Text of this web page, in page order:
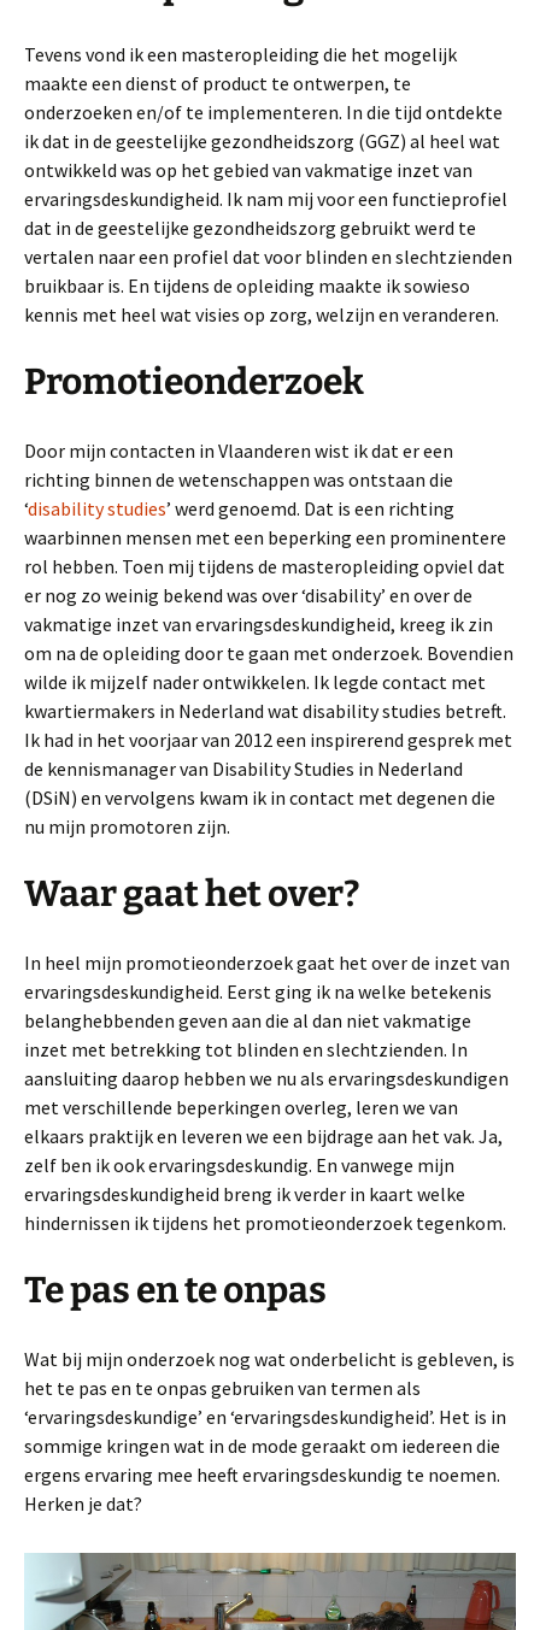
Tevens vond ik een masteropleiding die het mogelijk
maakte een dienst of product te ontwerpen, te
onderzoeken en/of te implementeren. In die tijd ontdekte
ik dat in de geestelijke gezondheidszorg (GGZ) al heel wat
ontwikkeld was op het gebied van vakmatige inzet van
ervaringsdeskundigheid. Ik nam mij voor een functieprofiel
dat in de geestelijke gezondheidszorg gebruikt werd te
vertalen naar een profiel dat voor blinden en slechtzienden
bruikbaar is. En tijdens de opleiding maakte ik sowieso
kennis met heel wat visies op zorg, welzijn en veranderen.
Promotieonderzoek
Door mijn contacten in Vlaanderen wist ik dat er een
richting binnen de wetenschappen was ontstaan die
‘disability studies’ werd genoemd. Dat is een richting
waarbinnen mensen met een beperking een prominentere
rol hebben. Toen mij tijdens de masteropleiding opviel dat
er nog zo weinig bekend was over ‘disability’ en over de
vakmatige inzet van ervaringsdeskundigheid, kreeg ik zin
om na de opleiding door te gaan met onderzoek. Bovendien
wilde ik mijzelf nader ontwikkelen. Ik legde contact met
kwartiermakers in Nederland wat disability studies betreft.
Ik had in het voorjaar van 2012 een inspirerend gesprek met
de kennismanager van Disability Studies in Nederland
(DSiN) en vervolgens kwam ik in contact met degenen die
nu mijn promotoren zijn.
Waar gaat het over?
In heel mijn promotieonderzoek gaat het over de inzet van
ervaringsdeskundigheid. Eerst ging ik na welke betekenis
belanghebbenden geven aan die al dan niet vakmatige
inzet met betrekking tot blinden en slechtzienden. In
aansluiting daarop hebben we nu als ervaringsdeskundigen
met verschillende beperkingen overleg, leren we van
elkaars praktijk en leveren we een bijdrage aan het vak. Ja,
zelf ben ik ook ervaringsdeskundig. En vanwege mijn
ervaringsdeskundigheid breng ik verder in kaart welke
hindernissen ik tijdens het promotieonderzoek tegenkom.
Te pas en te onpas
Wat bij mijn onderzoek nog wat onderbelicht is gebleven, is
het te pas en te onpas gebruiken van termen als
‘ervaringsdeskundige’ en ‘ervaringsdeskundigheid’. Het is in
sommige kringen wat in de mode geraakt om iedereen die
ergens ervaring mee heeft ervaringsdeskundig te noemen.
Herken je dat?